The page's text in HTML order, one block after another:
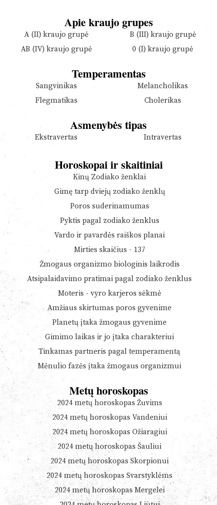
Apie kraujo grupes
A (II) kraujo grupė
B (III) kraujo grupė
AB (IV) kraujo grupė
0 (I) kraujo grupė
Temperamentas
Sangvinikas
Melancholikas
Flegmatikas
Cholerikas
Asmenybės tipas
Ekstravertas Intravertas
Horoskopai ir skaitiniai
Kinų Zodiako ženklai
Gimę tarp dviejų zodiako ženklų
Poros suderinamumas
Pyktis pagal zodiako ženklus
Vardo ir pavardės raiškos planai
Mirties skaičius - 137
Žmogaus organizmo biologinis laikrodis
Atsipalaidavimo pratimai pagal zodiako ženklus
Moteris - vyro karjeros sėkmė
Amžiaus skirtumas poros gyvenime
Planetų įtaka žmogaus gyvenime
Gimimo laikas ir jo įtaka charakteriui
Tinkamas partneris pagal temperamentą
Mėnulio fazės įtaka žmogaus organizmui
Metų horoskopas
2024 metų horoskopas Žuvims
2024 metų horoskopas Vandeniui
2024 metų horoskopas Ožiaragiui
2024 metų horoskopas Šauliui
2024 metų horoskopas Skorpionui
2024 metų horoskopas Svarstyklėms
2024 metų horoskopas Mergelei